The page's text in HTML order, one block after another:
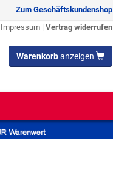
Zum Geschäftskundenshop
Impressum | Vertrag widerrufen
Warenkorbanzeigen